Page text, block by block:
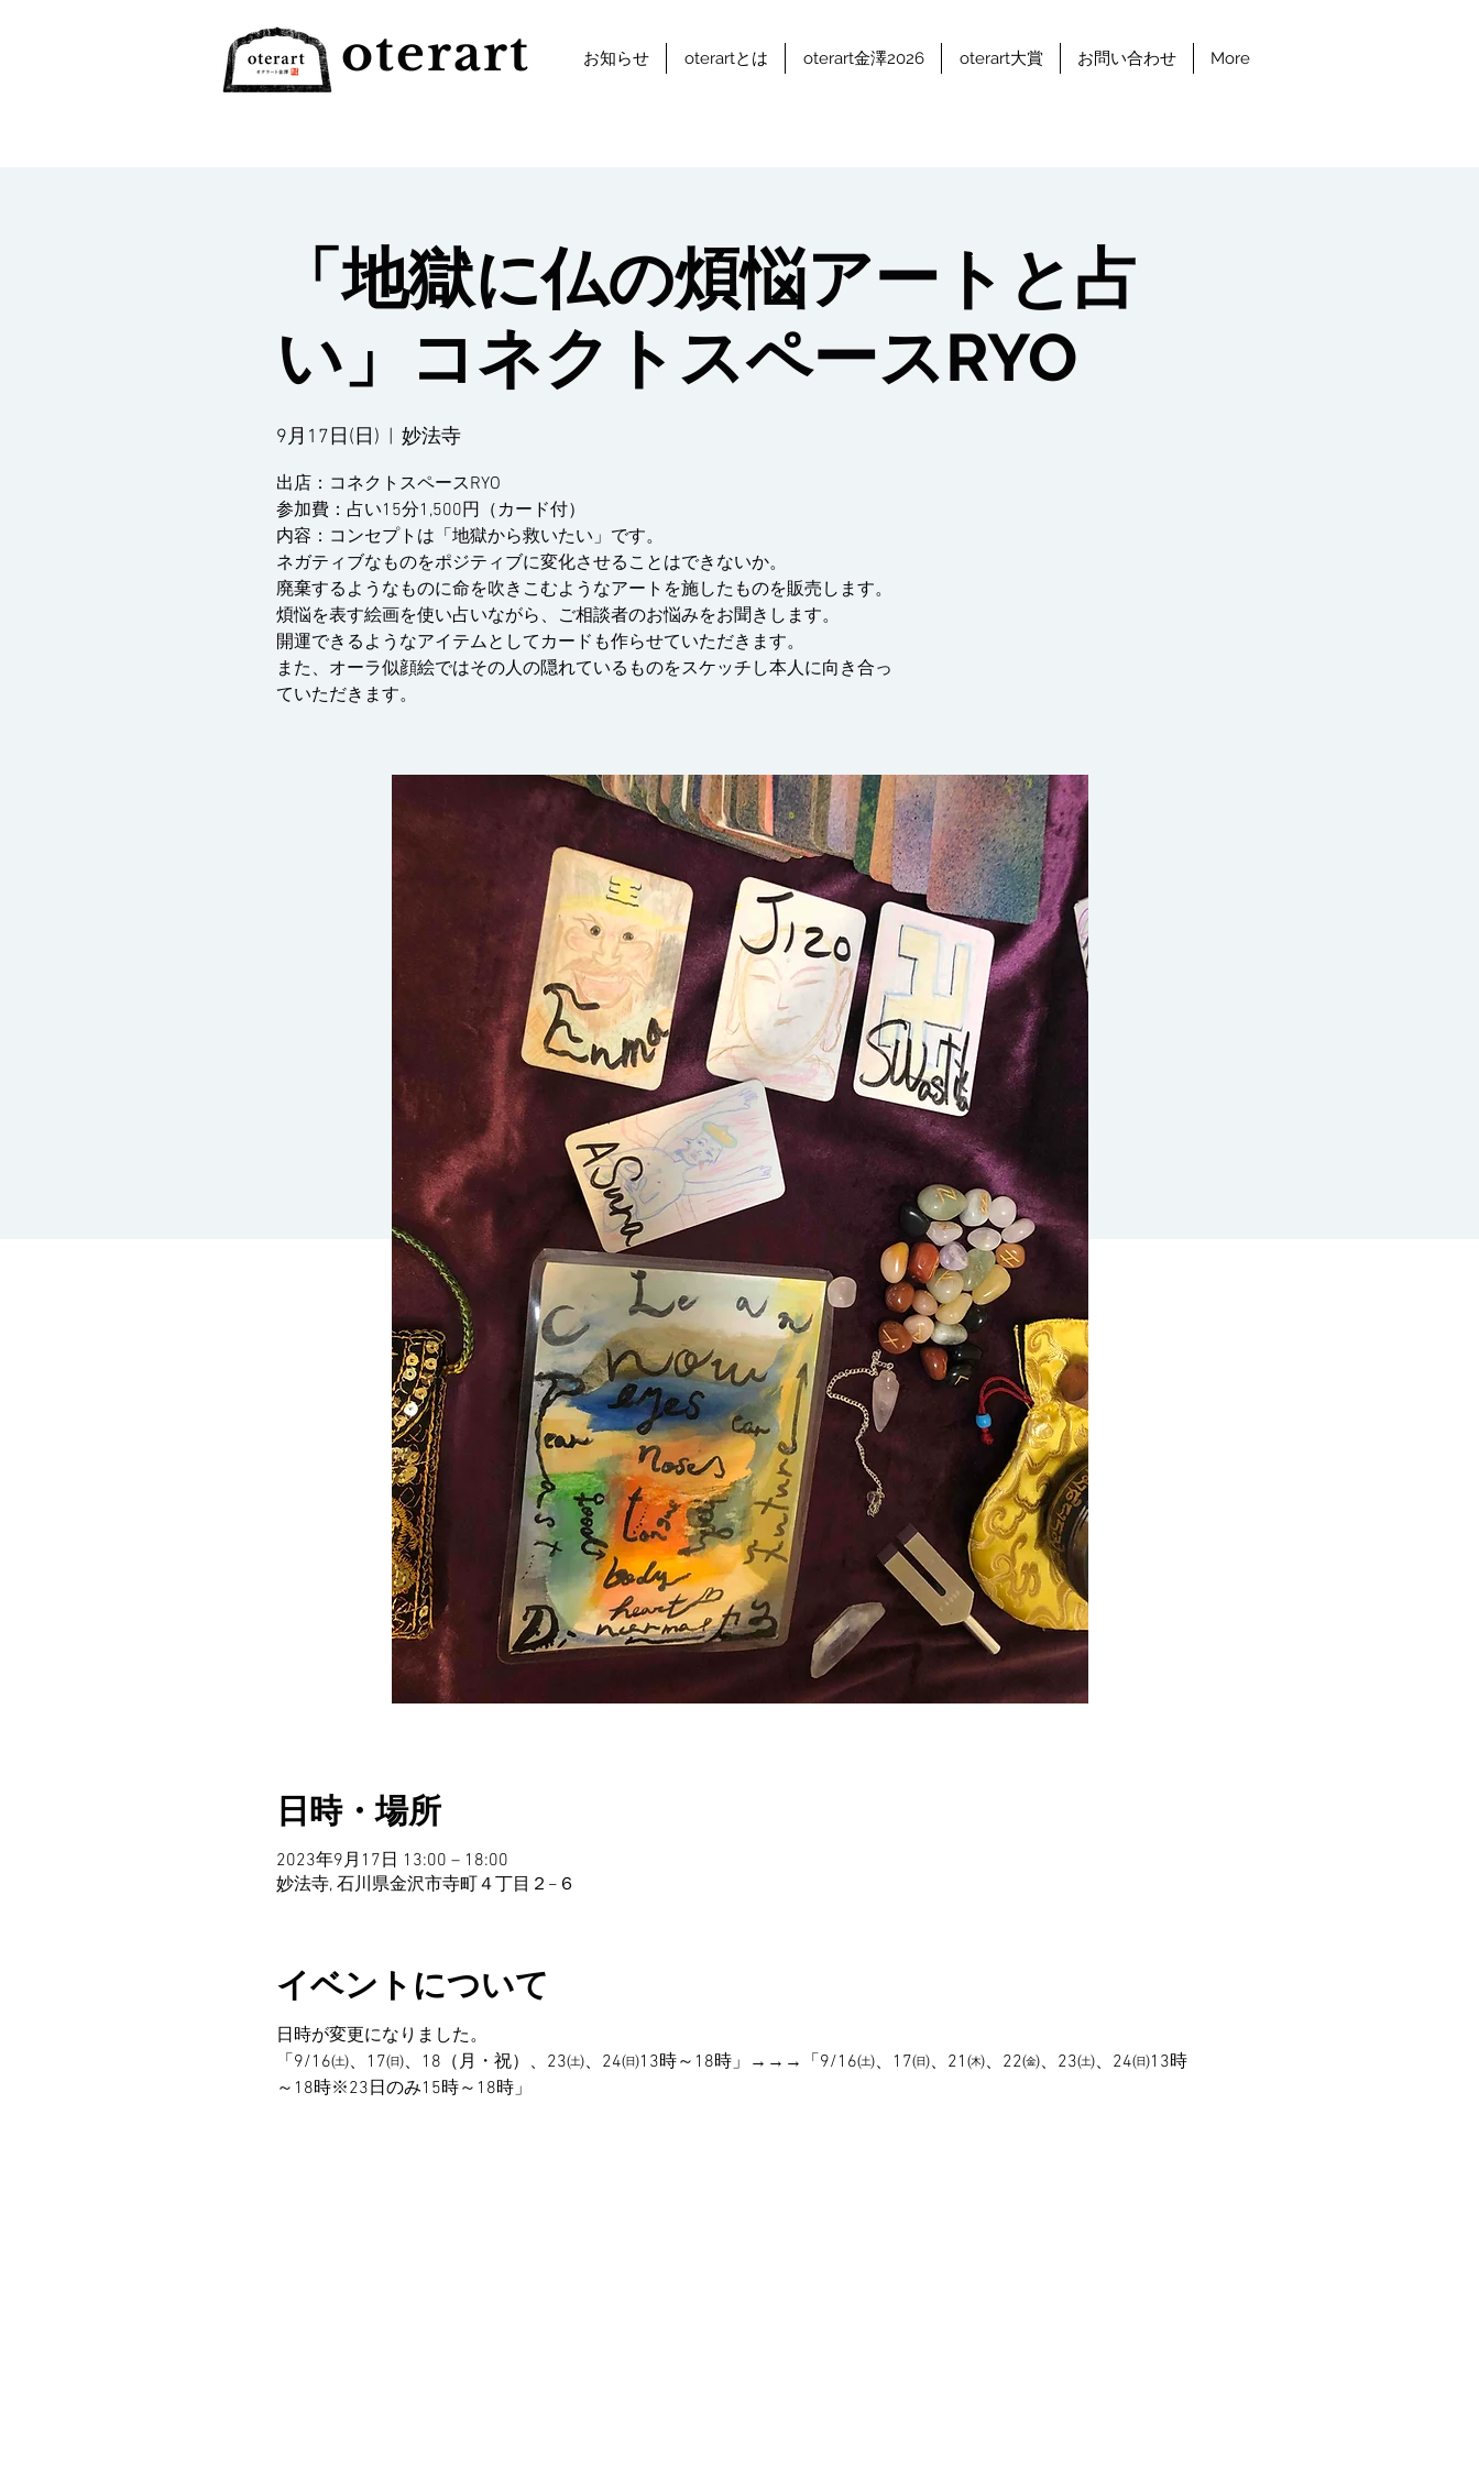
oterart お知らせ oterartとは oterart金澤2026 oterart大賞 お問い合わせ More
「地獄に仏の煩悩アートと占
い」コネクトスペースRYO
9月17日(日) 妙法寺
出店：コネクトスペースRYO
参加費：占い15分1,500円（カード付）
内容：コンセプトは「地獄から救いたい」です。
ネガティブなものをポジティブに変化させることはできないか。
廃棄するようなものに命を吹きこむようなアートを施したものを販売します。
煩悩を表す絵画を使い占いながら、ご相談者のお悩みをお聞きします。
開運できるようなアイテムとしてカードも作らせていただきます。
また、オーラ似顔絵ではその人の隠れているものをスケッチし本人に向き合っ
ていただきます。
日時・場所
2023年9月17日 13:00 – 18:00
妙法寺, 石川県金沢市寺町４丁目２−６
イベントについて
日時が変更になりました。
「9/16㈯、17㈰、18（月・祝）、23㈯、24㈰13時～18時」→→→「9/16㈯、17㈰、21㈭、22㈮、23㈯、24㈰13時
～18時※23日のみ15時～18時」